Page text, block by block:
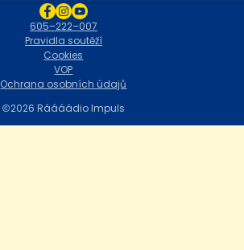
2026 Ráááádio Impuls
Ochrana osobních údajů
VOP
Cookies
Pravidla soutěží
605–222–007